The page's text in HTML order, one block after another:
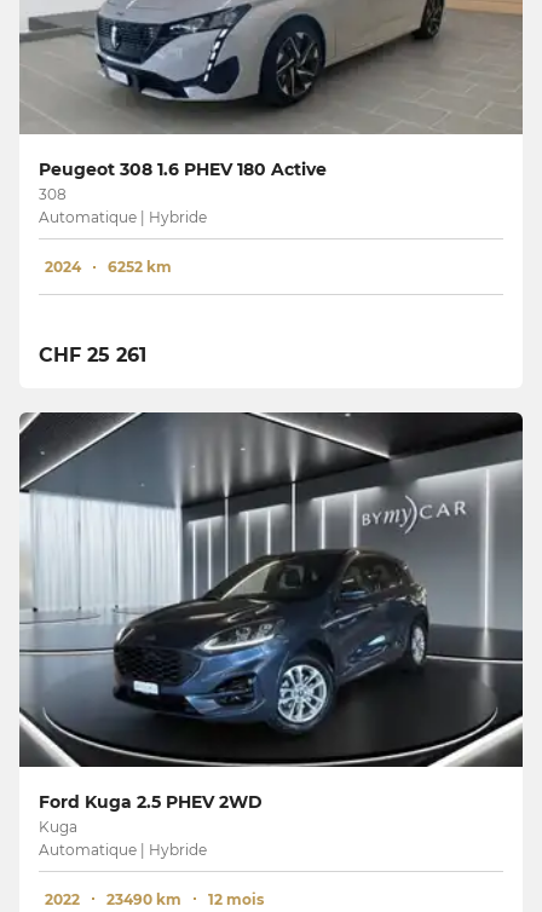
Peugeot 308 1.6 PHEV 180 Active
308
Automatique | Hybride
2024 6252 km
CHF 25 261
Ford Kuga 2.5 PHEV 2WD
Kuga
Automatique | Hybride
2022 23490 km 12 mois